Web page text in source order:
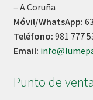
– A Coruña
Móvil/WhatsApp:
Teléfono: 981 777
Email:
Punto de venta